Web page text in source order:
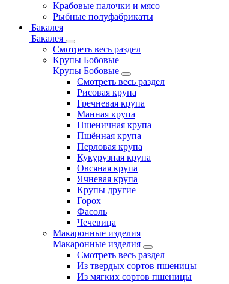
Крабовые палочки и мясо
Рыбные полуфабрикаты
Бакалея
Бакалея
Смотреть весь раздел
Крупы Бобовые
Крупы Бобовые
Смотреть весь раздел
Рисовая крупа
Гречневая крупа
Манная крупа
Пшеничная крупа
Пшённая крупа
Перловая крупа
Кукурузная крупа
Овсяная крупа
Ячневая крупа
Крупы другие
Горох
Фасоль
Чечевица
Макаронные изделия
Макаронные изделия
Смотреть весь раздел
Из твердых сортов пшеницы
Из мягких сортов пшеницы